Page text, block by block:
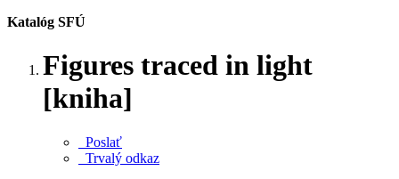
Katalóg SFÚ
Figures traced in light
[kniha]
Poslať
Trvalý odkaz